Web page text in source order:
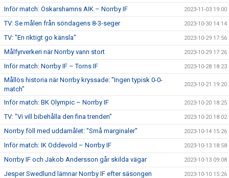
Inför match: Oskarshamns AIK – Norrby IF 2023-11-03 19:00
TV: Se målen från söndagens 8-3-seger 2023-10-30 14:14
TV: "En riktigt go känsla" 2023-10-29 17:56
Målfyrverkeri när Norrby vann stort 2023-10-29 17:26
Inför match: Norrby IF – Torns IF 2023-10-28 18:23
Mållös historia när Norrby kryssade: "Ingen typisk 0-0-
match"
2023-10-21 19:20
Inför match: BK Olympic – Norrby IF 2023-10-20 18:25
TV: "Vi vill bibehålla den fina trenden" 2023-10-20 18:02
Norrby föll med uddamålet: "Små marginaler" 2023-10-14 15:26
Inför match: IK Oddevold – Norrby IF 2023-10-13 18:58
Norrby IF och Jakob Andersson går skilda vägar 2023-10-13 09:08
Jesper Swedlund lämnar Norrby IF efter säsongen 2023-10-10 15:26